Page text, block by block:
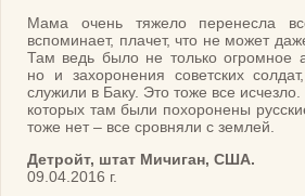
Мама очень тяжело перенесла
вспоминает, плачет, что не может
Там ведь было не только огромное
но и захоронения советских
служили в Баку. Это тоже все
которых там были похоронены
тоже нет – все сровняли с землей.
Детройт, штат Мичиган, США.
09.04.2016 г.